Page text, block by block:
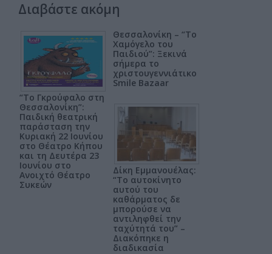
Διαβάστε ακόμη
“Το Γκρούφαλο στη
Θεσσαλονίκη”:
Παιδική θεατρική
παράσταση την
Κυριακή 22 Ιουνίου
στο Θέατρο Κήπου
και τη Δευτέρα 23
Ιουνίου στο
Ανοιχτό Θέατρο
Συκεών
Θεσσαλονίκη – “Το
Χαμόγελο του
Παιδιού”: Ξεκινά
σήμερα το
χριστουγεννιάτικο
Smile Bazaar
Δίκη Εμμανουέλας:
“Το αυτοκίνητο
αυτού του
καθάρματος δε
μπορούσε να
αντιληφθεί την
ταχύτητά του” –
Διακόπηκε η
διαδικασία